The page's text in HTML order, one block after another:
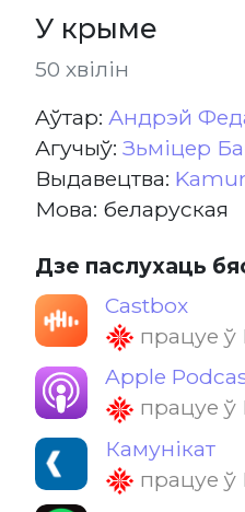
У крыме
50 хвілін
Aўтар: Андрэй
Агучыў: Зьміцер
Выдавецтва:
Мова: беларуская
Дзе паслухаць
Castbox
працуе ў
Apple
працуе ў
Камунікат
працуе ў